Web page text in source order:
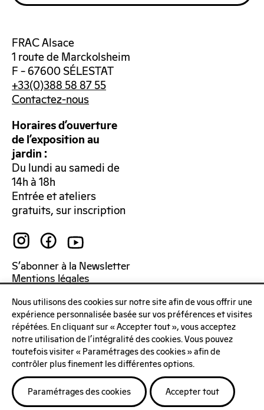
FRAC Alsace
1 route de Marckolsheim
F – 67600 SÉLESTAT
+33(0)388 58 87 55
Contactez-nous
Horaires d’ouverture
de l’exposition au
jardin :
Du lundi au samedi de
14h à 18h
Entrée et ateliers
gratuits, sur inscription
S’abonner à la Newsletter
Mentions légales
Nous utilisons des cookies sur notre site afin de vous offrir une
expérience personnalisée basée sur vos préférences et visites
répétées. En cliquant sur « Accepter tout », vous acceptez
notre utilisation de l'intégralité des cookies. Vous pouvez
toutefois visiter « Paramétrages des cookies » afin de
contrôler plus finement les différentes options.
Paramétrages des cookies Accepter tout